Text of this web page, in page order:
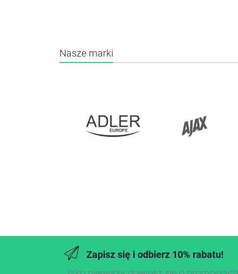
Nasze marki
Zapisz się i odbierz 10% rabatu!